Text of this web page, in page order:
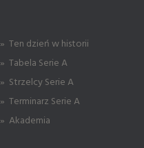
» Ten dzień w historii
» Tabela Serie A
» Strzelcy Serie A
» Terminarz Serie A
» Akademia